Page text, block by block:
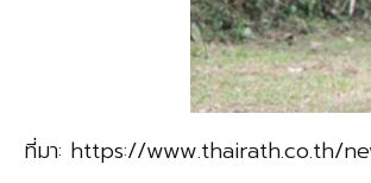
ที่มา: https://www.thairath.co.th/